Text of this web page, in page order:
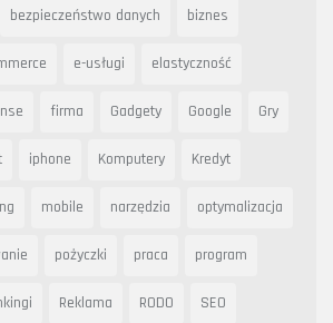
bezpieczeństwo danych biznes
e-usługi elastyczność
firma Gadgety Google Gry
iphone Komputery Kredyt
mobile narzędzia optymalizacja
pożyczki praca program
Reklama RODO SEO